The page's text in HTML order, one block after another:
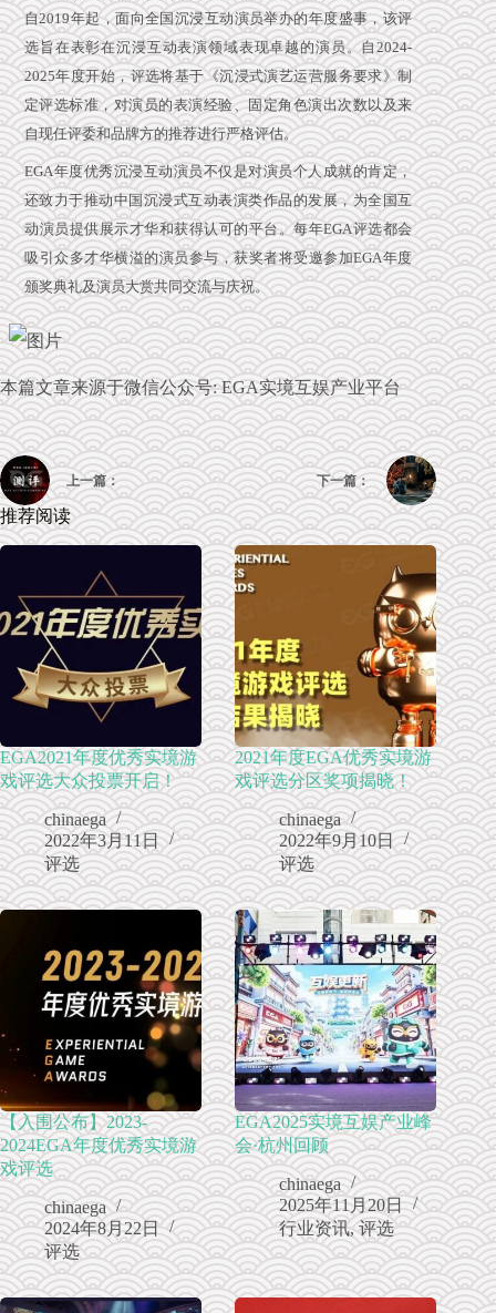
自2019年起，面向全国沉浸互动演员举办的年度盛事，该评
选旨在表彰在沉浸互动表演领域表现卓越的演员。自2024-
2025年度开始，评选将基于《沉浸式演艺运营服务要求》制
定评选标准，对演员的表演经验、固定角色演出次数以及来
自现任评委和品牌方的推荐进行严格评估。
EGA年度优秀沉浸互动演员不仅是对演员个人成就的肯定，
还致力于推动中国沉浸式互动表演类作品的发展，为全国互
动演员提供展示才华和获得认可的平台。每年EGA评选都会
吸引众多才华横溢的演员参与，获奖者将受邀参加EGA年度
颁奖典礼及演员大赏共同交流与庆祝。
本篇文章来源于微信公众号: EGA实境互娱产业平台
上一篇： 下一篇：
推荐阅读
EGA2021年度优秀实境游
戏评选大众投票开启！
chinaega
2022年3月11日
评选
2021年度EGA优秀实境游
戏评选分区奖项揭晓！
chinaega
2022年9月10日
评选
【入围公布】2023-
2024EGA年度优秀实境游
戏评选
chinaega
2024年8月22日
评选
EGA2025实境互娱产业峰
会·杭州回顾
chinaega
2025年11月20日
行业资讯,评选